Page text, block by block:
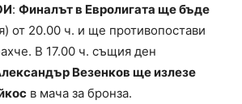
: Финалът в Евролигата ще бъде
от 20.00 ч. и ще противопостави
В 17.00 ч. същия ден
Везенков ще излезе
в мача за бронза.